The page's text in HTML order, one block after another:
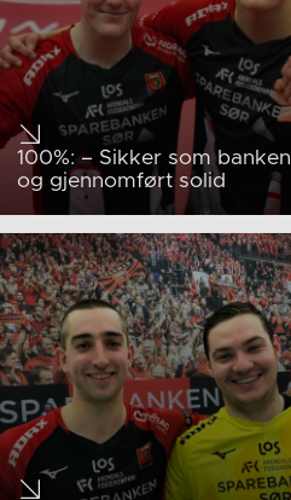
100%: – Sikker som banken
og gjennomført solid